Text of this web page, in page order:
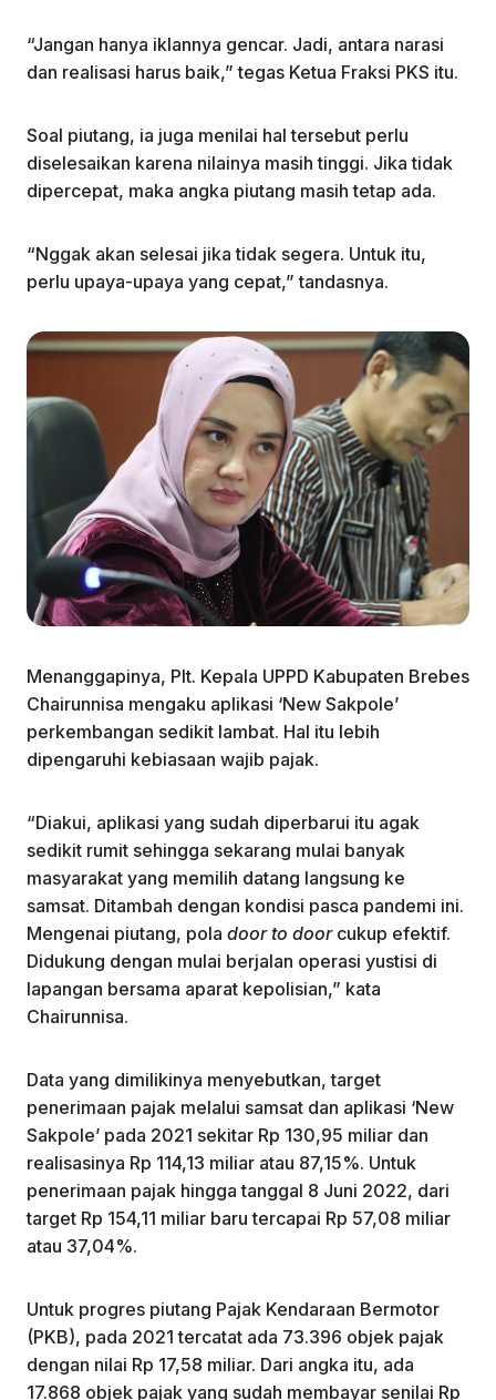
“Jangan hanya iklannya gencar. Jadi, antara narasi
dan realisasi harus baik,” tegas Ketua Fraksi PKS itu.
Soal piutang, ia juga menilai hal tersebut perlu
diselesaikan karena nilainya masih tinggi. Jika tidak
dipercepat, maka angka piutang masih tetap ada.
“Nggak akan selesai jika tidak segera. Untuk itu,
perlu upaya-upaya yang cepat,” tandasnya.
Menanggapinya, Plt. Kepala UPPD Kabupaten Brebes
Chairunnisa mengaku aplikasi ‘New Sakpole’
perkembangan sedikit lambat. Hal itu lebih
dipengaruhi kebiasaan wajib pajak.
“Diakui, aplikasi yang sudah diperbarui itu agak
sedikit rumit sehingga sekarang mulai banyak
masyarakat yang memilih datang langsung ke
samsat. Ditambah dengan kondisi pasca pandemi ini.
Mengenai piutang, pola door to door cukup efektif.
Didukung dengan mulai berjalan operasi yustisi di
lapangan bersama aparat kepolisian,” kata
Chairunnisa.
Data yang dimilikinya menyebutkan, target
penerimaan pajak melalui samsat dan aplikasi ‘New
Sakpole’ pada 2021 sekitar Rp 130,95 miliar dan
realisasinya Rp 114,13 miliar atau 87,15%. Untuk
penerimaan pajak hingga tanggal 8 Juni 2022, dari
target Rp 154,11 miliar baru tercapai Rp 57,08 miliar
atau 37,04%.
Untuk progres piutang Pajak Kendaraan Bermotor
(PKB), pada 2021 tercatat ada 73.396 objek pajak
dengan nilai Rp 17,58 miliar. Dari angka itu, ada
17.868 objek pajak yang sudah membayar senilai Rp